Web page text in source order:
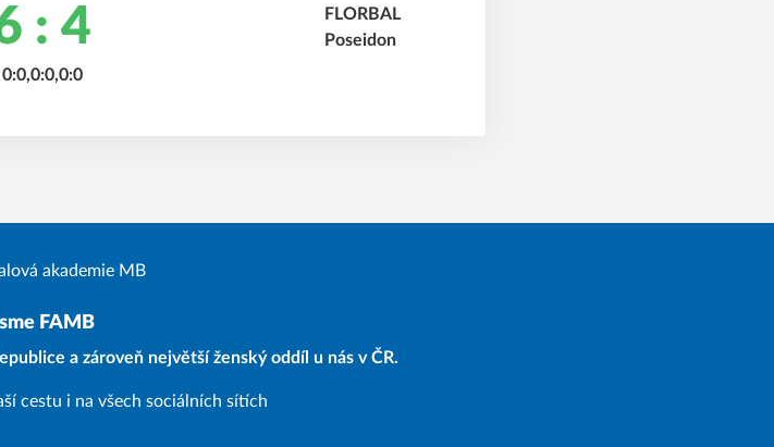
: 4
0:0,0:0,0:0
FAMB
a zároveň největší ženský oddíl u nás v ČR.
cestu i na všech sociálních sítích